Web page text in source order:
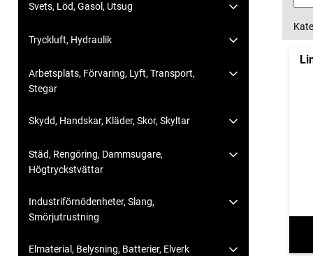
Svets, Löd, Gasol, Utsug
Tryckluft, Hydraulik
Arbetsplats, Förvaring, Lyft, Transport,
Stegar
Skydd, Handskar, Kläder, Skor, Skyltar
Städ, Rengöring, Dammsugare,
Högtryckstvättar
Industriförnödenheter, Slang,
Smörjutrustning
Elmaterial, Belysning, Batterier, Elverk